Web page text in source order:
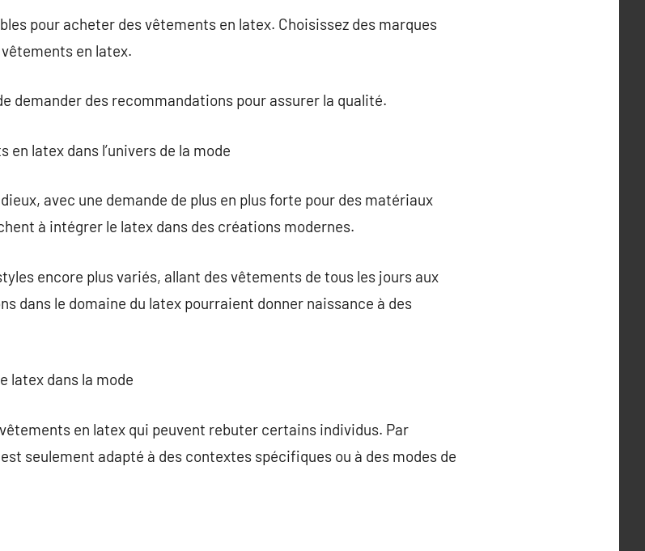
pour acheter des vêtements en latex. Choisissez des marques
en latex.
demander des recommandations pour assurer la qualité.
latex dans l’univers de la mode
avec une demande de plus en plus forte pour des matériaux
à intégrer le latex dans des créations modernes.
encore plus variés, allant des vêtements de tous les jours aux
dans le domaine du latex pourraient donner naissance à des
latex dans la mode
en latex qui peuvent rebuter certains individus. Par
seulement adapté à des contextes spécifiques ou à des modes de